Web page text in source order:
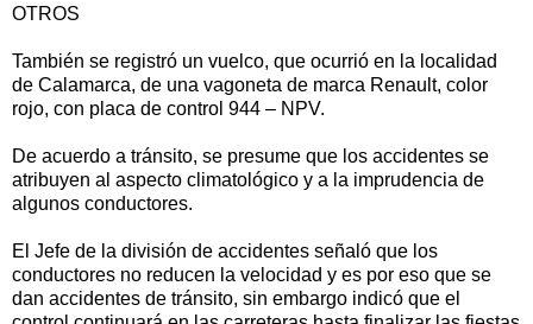
OTROS
También se registró un vuelco, que ocurrió en la localidad
de Calamarca, de una vagoneta de marca Renault, color
rojo, con placa de control 944 – NPV.
De acuerdo a tránsito, se presume que los accidentes se
atribuyen al aspecto climatológico y a la imprudencia de
algunos conductores.
El Jefe de la división de accidentes señaló que los
conductores no reducen la velocidad y es por eso que se
dan accidentes de tránsito, sin embargo indicó que el